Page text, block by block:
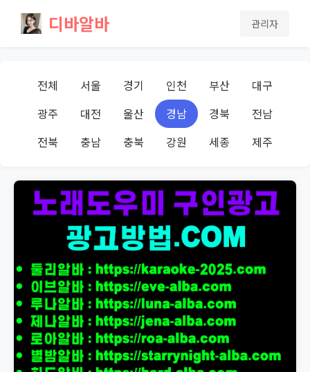
디바알바 관리자
전체 서울 경기 인천 부산
대구
광주
대전 울산 경남 경북
전남
전북
충남 충북 강원 세종 제주